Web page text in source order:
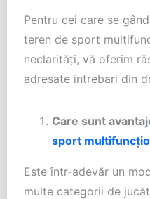
Pentru cei care se
teren de sport
neclarități, vă oferim
adresate întrebari din
Care sunt
sport
Este într-adevăr un
multe categorii de